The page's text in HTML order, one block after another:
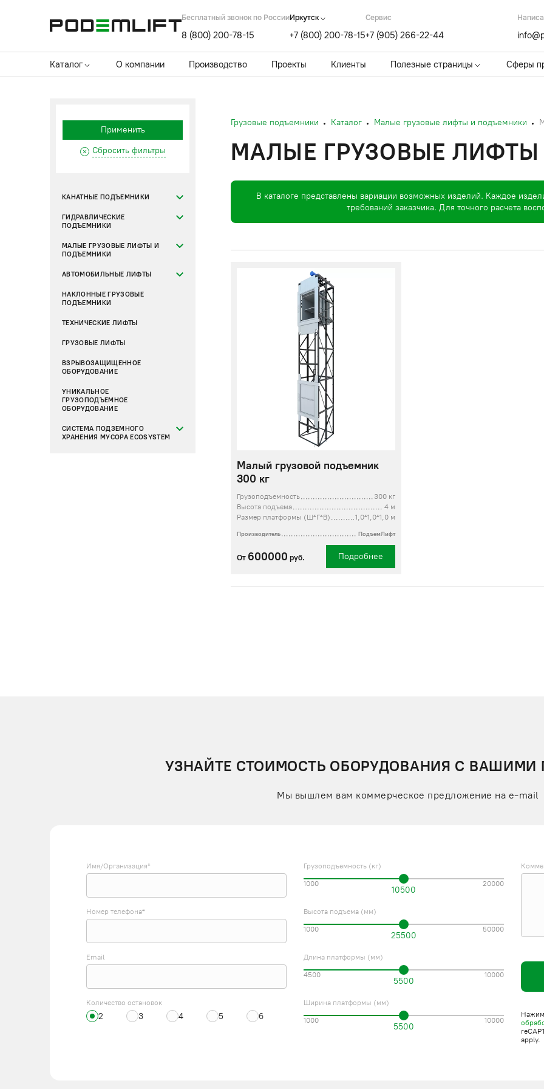
Бесплатный звонок по России
8 (800) 200-78-15
Иркутск
+7 (800) 200-78-15
Cервис
+7 (905) 266-22-44
Каталог О компании Производство Проекты Клиенты Полезные страницы Сферы
Применить
Сбросить фильтры
КАНАТНЫЕ ПОДЪЕМНИКИ
ГИДРАВЛИЧЕСКИЕ
ПОДЪЕМНИКИ
МАЛЫЕ ГРУЗОВЫЕ ЛИФТЫ И
ПОДЪЕМНИКИ
АВТОМОБИЛЬНЫЕ ЛИФТЫ
НАКЛОННЫЕ ГРУЗОВЫЕ
ПОДЪЕМНИКИ
ТЕХНИЧЕСКИЕ ЛИФТЫ
ГРУЗОВЫЕ ЛИФТЫ
ВЗРЫВОЗАЩИЩЕННОЕ
ОБОРУДОВАНИЕ
УНИКАЛЬНОЕ
ГРУЗОПОДЪЕМНОЕ
ОБОРУДОВАНИЕ
СИСТЕМА ПОДЗЕМНОГО
ХРАНЕНИЯ МУСОРА ECOSYSTEM
Грузовые подъемники Каталог Малые грузовые лифты и подъемники
МАЛЫЕ ГРУЗОВЫЕ ЛИФТЫ
В каталоге представлены вариации возможных изделий. Каждое
требований заказчика. Для точного расчета
Малый грузовой подъемник
300 кг
Грузоподъемность
300 кг
Высота подъема
4 м
Размер платформы (Ш*Г*В)
1,0*1,0*1,0 м
Производитель ПодъемЛифт
От 600000 руб. Подробнее
УЗНАЙТЕ СТОИМОСТЬ ОБОРУДОВАНИЯ С ВАШИМИ
Мы вышлем вам коммерческое предложение на e-mail
Имя/Организация*
Номер телефона*
Email
Количество остановок
2 3 4 5 6
Грузоподъемность (кг)
10500
1000 20000
Высота подъема (мм)
25500
1000 50000
Длина платформы (мм)
5500
4500 10000
Ширина платформы (мм)
5500
1000 10000
apply.